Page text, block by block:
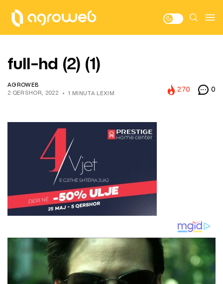
full-hd (2) (1)
AGROWEB
2 QERSHOR, 2022
1 MINUTA LEXIM
270 0